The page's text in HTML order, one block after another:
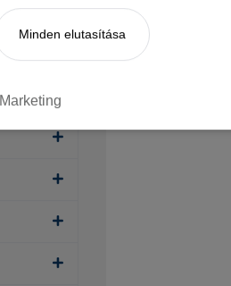
Minden elutasítása
Marketing